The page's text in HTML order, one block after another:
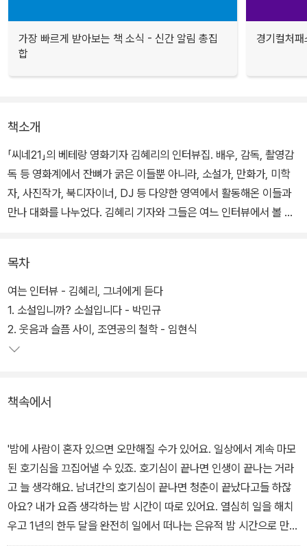
가장 빠르게 받아보는 책 소식 - 신간 알림 총집
합
경기컬처
책소개
「씨네21」의 베테랑 영화기자 김혜리의 인터뷰집. 배우, 감독, 촬영감
독 등 영화계에서 잔뼈가 굵은 이들뿐 아니라, 소설가, 만화가, 미학
자, 사진작가, 북디자이너, DJ 등 다양한 영역에서 활동해온 이들과
만나 대화를 나누었다. 김혜리 기자와 그들은 여느 인터뷰에서 볼 수
목차
여는 인터뷰 - 김혜리, 그녀에게 듣다
1. 소설입니까? 소설입니다 - 박민규
2. 웃음과 슬픔 사이, 조연공의 철학 - 임현식
책속에서
'밤에 사람이 혼자 있으면 오만해질 수가 있어요. 일상에서 계속 마모
된 호기심을 끄집어낼 수 있죠. 호기심이 끝나면 인생이 끝나는 거라
고 늘 생각해요. 남녀간의 호기심이 끝나면 청춘이 끝났다고들 하잖
아요? 내가 요즘 생각하는 밤 시간이 따로 있어요. 열심히 일을 해치
우고 1년의 한두 달을 완전히 일에서 떠나는 은유적 밤 시간으로 만드